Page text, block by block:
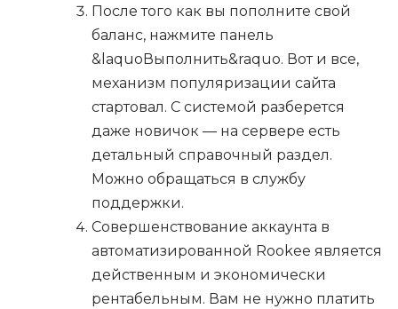
После того как вы пополните свой
баланс, нажмите панель
&laquoВыполнить&raquo. Вот и все,
механизм популяризации сайта
стартовал. С системой разберется
даже новичок — на сервере есть
детальный справочный раздел.
Можно обращаться в службу
поддержки.
Совершенствование аккаунта в
автоматизированной Rookee является
действенным и экономически
рентабельным. Вам не нужно платить